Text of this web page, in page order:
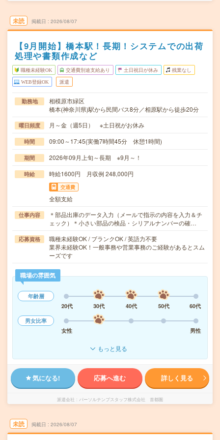
未読 掲載日 2026/08/07
【9月開始】橋本駅！長期！システムでの出荷
処理や書類作成など
職種未経験OK 交通費別途支給あり 土日祝日が休み 残業なし
WEB登録OK 派遣
勤務地
相模原市緑区
橋本(神奈川県)駅から民間バス8分／相原駅から徒歩20分
曜日頻度 月～金（週5日） ※土日祝がお休み
時間 09:00～17:45(実働7時間45分 休憩1時間)
期間 2026年09月上旬～長期 ※9月～！
時給 時給1600円 月収例 248,000円
交通費
全額支給
仕事内容
＊部品出庫のデータ入力（メールで指示の内容を入力＆チ
ェック）＊小さい部品の検品・シリアルナンバーの確…
応募資格
職種未経験OK / ブランクOK / 英語力不要
業界未経験OK！一般事務や営業事務のご経験があるとスム
ーズです
職場の雰囲気
年齢層
20代
30代 40代 50代
60代
男女比率
女性
男性
もっと見る
気になる! 応募へ進む 詳しく見る
派遣会社 パーソルテンプスタッフ株式会社 首都圏
未読 掲載日 2026/08/07